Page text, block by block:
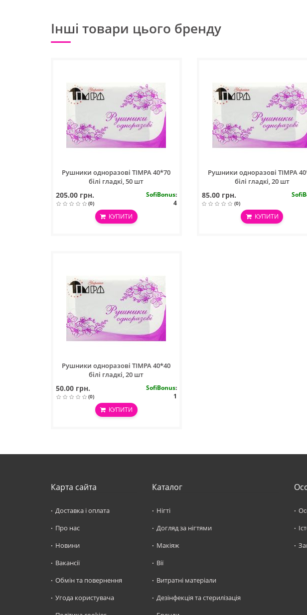
Інші товари цього бренду
Рушники одноразові ТIMPA 40*70
білі гладкі, 50 шт
205.00 грн.
(0)
SofiBonus:
4
КУПИТИ
Рушники одноразові ТIMPA
білі гладкі, 20 шт
85.00 грн.
(0)
КУПИТИ
Рушники одноразові ТIMPA 40*40
білі гладкі, 20 шт
50.00 грн.
(0)
SofiBonus:
1
КУПИТИ
Карта сайта
Доставка і оплата
Про нас
Новини
Вакансії
Обмін та повернення
Угода користувача
Каталог
Нігті
Догляд за нігтями
Макіяж
Вії
Витратні матеріали
Дезінфекція та стерилізація